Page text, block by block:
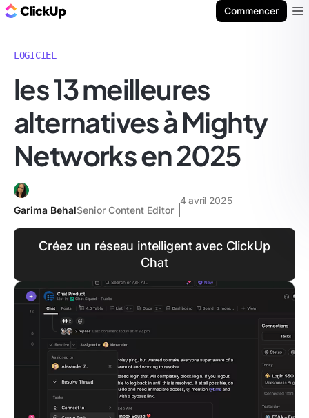
Commencer
LOGICIEL
les 13 meilleures
alternatives à Mighty
Networks en 2025
Garima BehalSenior Content Editor
4 avril 2025
Créez un réseau intelligent avec ClickUp
Chat